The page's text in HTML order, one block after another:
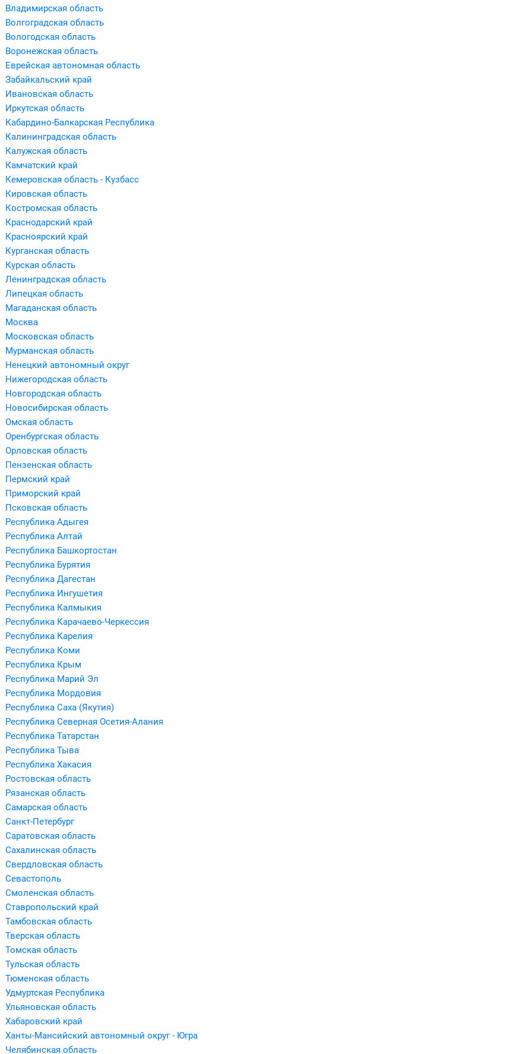
Владимирская область
Волгоградская область
Вологодская область
Воронежская область
Еврейская автономная область
Забайкальский край
Ивановская область
Иркутская область
Кабардино-Балкарская Республика
Калининградская область
Калужская область
Камчатский край
Кемеровская область - Кузбасс
Кировская область
Костромская область
Краснодарский край
Красноярский край
Курганская область
Курская область
Ленинградская область
Липецкая область
Магаданская область
Москва
Московская область
Мурманская область
Ненецкий автономный округ
Нижегородская область
Новгородская область
Новосибирская область
Омская область
Оренбургская область
Орловская область
Пензенская область
Пермский край
Приморский край
Псковская область
Республика Адыгея
Республика Алтай
Республика Башкортостан
Республика Бурятия
Республика Дагестан
Республика Ингушетия
Республика Калмыкия
Республика Карачаево-Черкессия
Республика Карелия
Республика Коми
Республика Крым
Республика Марий Эл
Республика Мордовия
Республика Саха (Якутия)
Республика Северная Осетия-Алания
Республика Татарстан
Республика Тыва
Республика Хакасия
Ростовская область
Рязанская область
Самарская область
Санкт-Петербург
Саратовская область
Сахалинская область
Свердловская область
Севастополь
Смоленская область
Ставропольский край
Тамбовская область
Тверская область
Томская область
Тульская область
Тюменская область
Удмуртская Республика
Ульяновская область
Хабаровский край
Ханты-Мансийский автономный округ - Югра
Челябинская область